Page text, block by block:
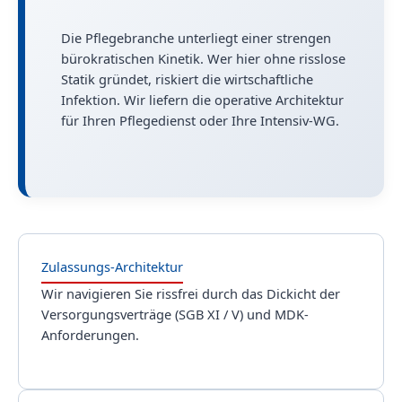
Die Pflegebranche unterliegt einer strengen
bürokratischen Kinetik. Wer hier ohne risslose
Statik gründet, riskiert die wirtschaftliche
Infektion. Wir liefern die operative Architektur
für Ihren Pflegedienst oder Ihre Intensiv-WG.
Zulassungs-Architektur
Wir navigieren Sie rissfrei durch das Dickicht der
Versorgungsverträge (SGB XI / V) und MDK-
Anforderungen.